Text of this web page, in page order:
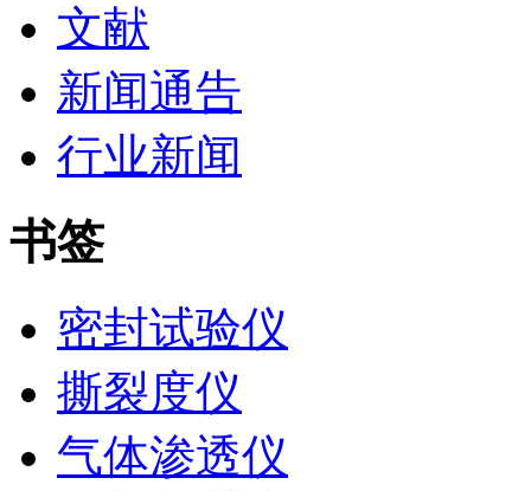
文献
新闻通告
行业新闻
书签
密封试验仪
撕裂度仪
气体渗透仪